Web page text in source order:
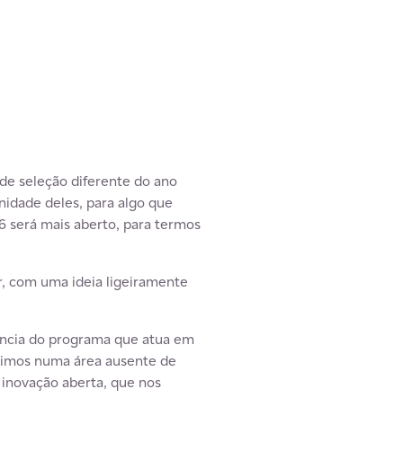
seleção diferente do ano
deles, para algo que
será mais aberto, para termos
com uma ideia ligeiramente
do programa que atua em
numa área ausente de
aberta, que nos